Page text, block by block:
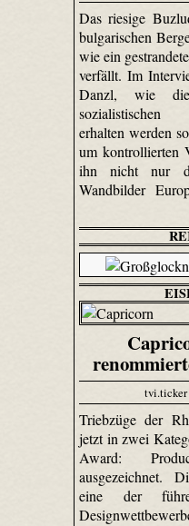
Das riesige
bulgarischen
wie ein
verfällt. Im
Danzl, wie
sozialistischen
erhalten werden
um kontrollierten
ihn nicht nur
Wandbilder
tvi.ticker
Triebzüge der
jetzt in zwei
Award:
ausgezeichnet.
eine der